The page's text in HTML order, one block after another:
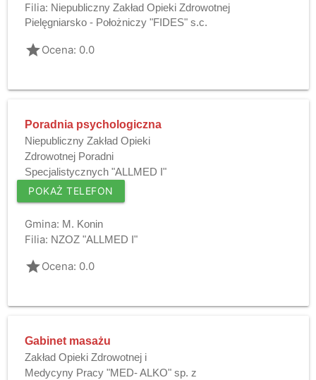
Filia: Niepubliczny Zakład Opieki Zdrowotnej
Pielęgniarsko - Położniczy "FIDES" s.c.
gradeOcena: 0.0
Poradnia psychologiczna
Niepubliczny Zakład Opieki
Zdrowotnej Poradni
Specjalistycznych "ALLMED I"
POKAŻ TELEFON
Gmina: M. Konin
Filia: NZOZ "ALLMED I"
gradeOcena: 0.0
Gabinet masażu
Zakład Opieki Zdrowotnej i
Medycyny Pracy "MED- ALKO" sp. z